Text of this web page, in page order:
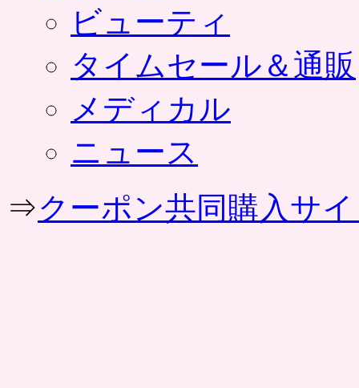
ビューティ
タイムセール＆通販
メディカル
ニュース
⇒クーポン共同購入サ